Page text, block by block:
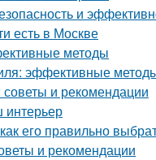
и
есть в Москве
методы
эффективные
и рекомендации
интерьер
его правильно
и рекомендации